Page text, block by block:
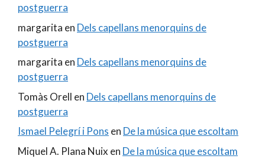
postguerra
margarita en Dels capellans menorquins de
postguerra
margarita en Dels capellans menorquins de
postguerra
Tomàs Orell en Dels capellans menorquins de
postguerra
Ismael Pelegrí i Pons en De la música que escoltam
Miquel A. Plana Nuix en De la música que escoltam